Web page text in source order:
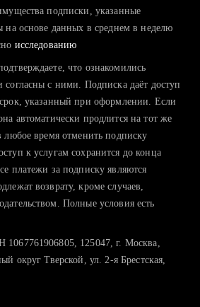
на поиск и вручную поднимаете
с конкурентами и оценить шансы
подписки, указанные
на основе данных в среднем в неделю
исследованию
что ознакомились
с ними. Подписка даёт доступ
указанный при оформлении. Если
автоматически продлится на тот же
время отменить подписку
к услугам сохранится до конца
платежи за подписку являются
возврату, кроме случаев,
Полные условия есть
125047, г. Москва,
округ Тверской, ул. 2-я Брестская,